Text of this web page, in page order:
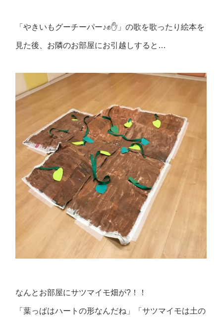
「やきいもグーチーパー♪✊✋」の歌を歌ったり絵本を
見た後、お隣のお部屋にお引越しすると…
なんとお部屋にサツマイモ畑が?！！
「葉っぱはハートの形なんだね」「サツマイモは土の